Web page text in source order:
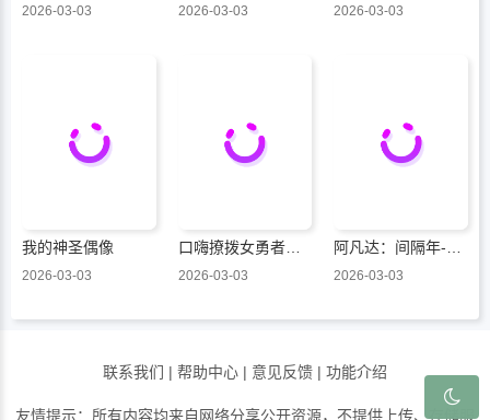
2026-03-03 2026-03-03 2026-03-03
我的神圣偶像
2026-03-03
口嗨撩拨女勇者们的大魔王，被抓后开启强制新婚生活
2026-03-03 2026-03-03
联系我们 | 帮助中心 | 意见反馈 | 功能介绍
友情提示：所有内容均来自网络分享公开资源，不提供上传、存储服